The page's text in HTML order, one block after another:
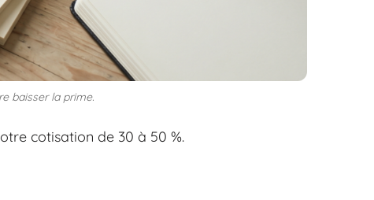
baisser la prime.
cotisation de 30 à 50 %.